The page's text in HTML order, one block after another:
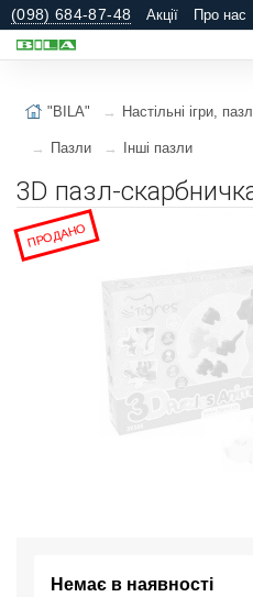
(098) 684-87-48 Акції Про нас
"BILA" Настільні ігри,
Пазли Інші пазли
3D пазл-
ПРОДАНО
Немає в наявності